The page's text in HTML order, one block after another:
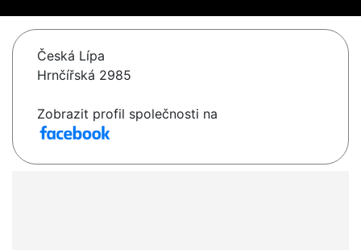
Česká Lípa
Hrnčířská 2985
Zobrazit profil společnosti na